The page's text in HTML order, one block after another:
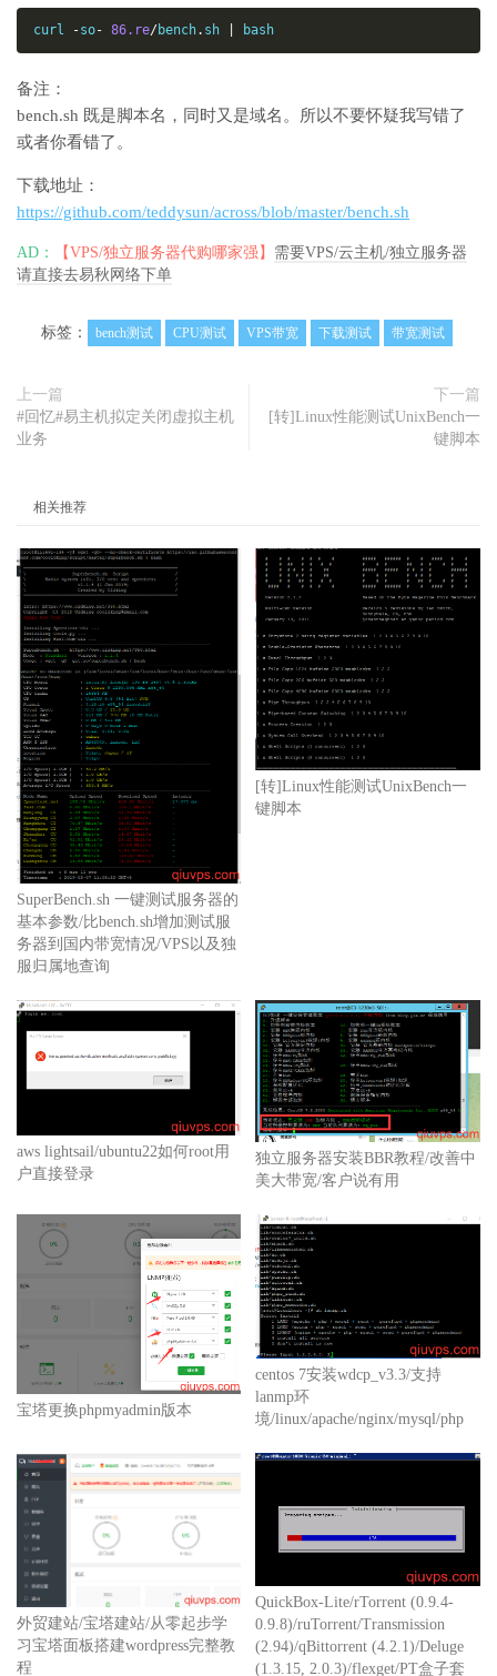
curl -so- 86.re/bench. sh bash
备注：
bench.sh 既是脚本名，同时又是域名。所以不要怀疑我写错了
或者你看错了。
下载地址：
https://github.com/teddysun/across/blob/master/bench.sh
AD： 【VPS/独立服务器代购哪家强】 需要VPS/云主机/独立服务器
请直接去易秋网络下单
标签： bench测试 CPU测试 VPS带宽 下载测试 带宽测试
上一篇
#回忆#易主机拟定关闭虚拟主机
业务
下一篇
[转]Linux性能测试UnixBench一
键脚本
相关推荐
SuperBench.sh 一键测试服务器的
基本参数/比bench.sh增加测试服
务器到国内带宽情况/VPS以及独
服归属地查询
[转]Linux性能测试UnixBench一
键脚本
aws lightsail/ubuntu22如何root用
户直接登录
独立服务器安装BBR教程/改善中
美大带宽/客户说有用
宝塔更换phpmyadmin版本
centos 7安装wdcp_v3.3/支持
lanmp环
境/linux/apache/nginx/mysql/php
外贸建站/宝塔建站/从零起步学
习宝塔面板搭建wordpress完整教
程
QuickBox-Lite/rTorrent (0.9.4-
0.9.8)/ruTorrent/Transmission
(2.94)/qBittorrent (4.2.1)/Deluge
(1.3.15, 2.0.3)/flexget/PT盒子套